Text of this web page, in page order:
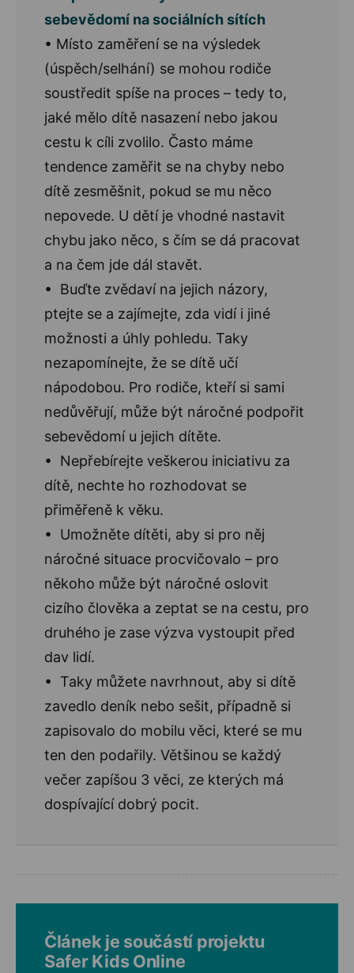
sebevědomí na sociálních sítích
• Místo zaměření se na výsledek
(úspěch/selhání) se mohou rodiče
soustředit spíše na proces – tedy to,
jaké mělo dítě nasazení nebo jakou
cestu k cíli zvolilo. Často máme
tendence zaměřit se na chyby nebo
dítě zesměšnit, pokud se mu něco
nepovede. U dětí je vhodné nastavit
chybu jako něco, s čím se dá pracovat
a na čem jde dál stavět.
• Buďte zvědaví na jejich názory,
ptejte se a zajímejte, zda vidí i jiné
možnosti a úhly pohledu. Taky
nezapomínejte, že se dítě učí
nápodobou. Pro rodiče, kteří si sami
nedůvěřují, může být náročné podpořit
sebevědomí u jejich dítěte.
• Nepřebírejte veškerou iniciativu za
dítě, nechte ho rozhodovat se
přiměřeně k věku.
• Umožněte dítěti, aby si pro něj
náročné situace procvičovalo – pro
někoho může být náročné oslovit
cizího člověka a zeptat se na cestu, pro
druhého je zase výzva vystoupit před
dav lidí.
• Taky můžete navrhnout, aby si dítě
zavedlo deník nebo sešit, případně si
zapisovalo do mobilu věci, které se mu
ten den podařily. Většinou se každý
večer zapíšou 3 věci, ze kterých má
dospívající dobrý pocit.
Článek je součástí projektu
Safer Kids Online